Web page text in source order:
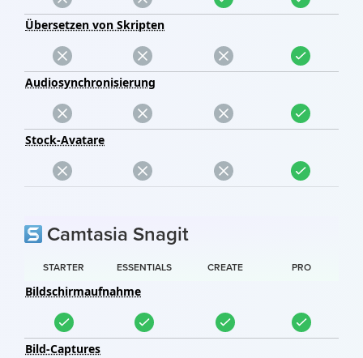
Übersetzen von Skripten
Audiosynchronisierung
Stock-Avatare
Camtasia Snagit
STARTER ESSENTIALS CREATE PRO
Bildschirmaufnahme
Bild-Captures